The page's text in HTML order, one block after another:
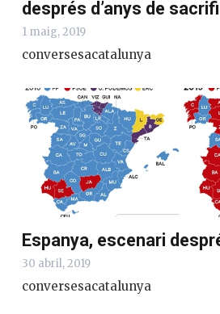
després d’anys de
1 maig, 2019
conversesacatalunya
Espanya, escenari
30 abril, 2019
conversesacatalunya